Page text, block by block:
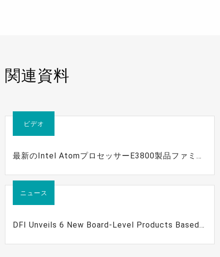
関連資料
ビデオ
最新のIntel AtomプロセッサーE3800製品ファミリ
ニュース
DFI Unveils 6 New Board-Level Products Based
E3800 Product Family